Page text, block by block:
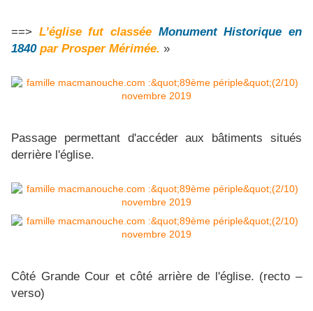
==> L’église fut classée Monument Historique en
1840 par Prosper Mérimée. »
Passage permettant d'accéder aux bâtiments situés
derrière l'église.
Côté Grande Cour et côté arrière de l'église. (recto –
verso)